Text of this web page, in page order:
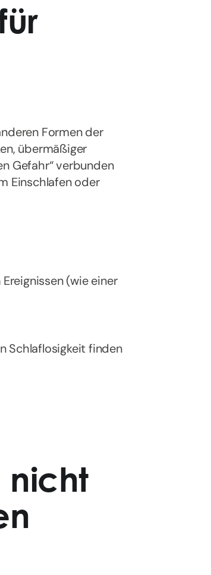
Formen der
übermäßiger
Gefahr“ verbunden
Einschlafen oder
(wie einer
Schlaflosigkeit finden
nicht